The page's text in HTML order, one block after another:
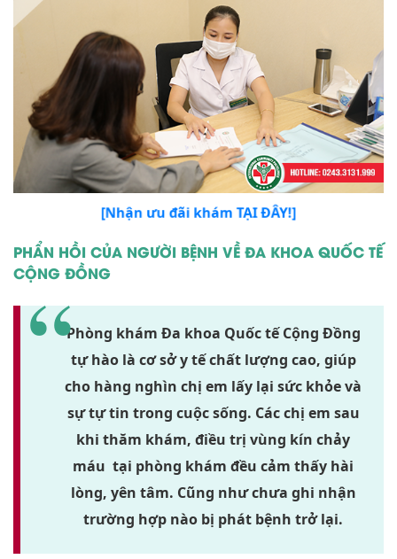
[Nhận ưu đãi khám TẠI ĐÂY!]
PHẨN HỒI CỦA NGƯỜI BỆNH VỀ ĐA KHOA QUỐC TẾ
CỘNG ĐỒNG
Phòng khám Đa khoa Quốc tế Cộng Đồng
tự hào là cơ sở y tế chất lượng cao, giúp
cho hàng nghìn chị em lấy lại sức khỏe và
sự tự tin trong cuộc sống. Các chị em sau
khi thăm khám, điều trị vùng kín chảy
máu tại phòng khám đều cảm thấy hài
lòng, yên tâm. Cũng như chưa ghi nhận
trường hợp nào bị phát bệnh trở lại.